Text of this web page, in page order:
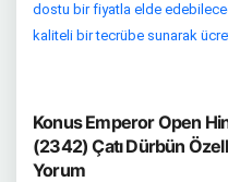
dostu bir fiyatla elde
kaliteli bir tecrübe sunarak
Konus Emperor Open
(2342) Çatı Dürbün
Yorum